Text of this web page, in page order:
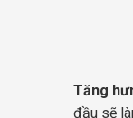
Tăng
đầu sẽ